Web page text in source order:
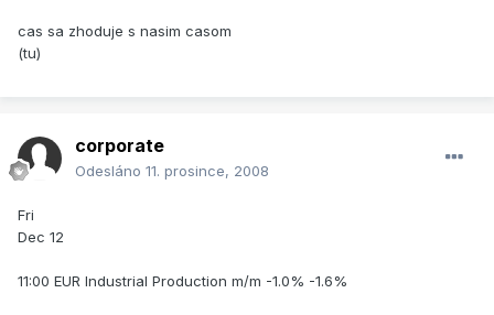
cas sa zhoduje s nasim casom
(tu)
corporate
Odesláno 11. prosince, 2008
Fri
Dec 12
11:00 EUR Industrial Production m/m -1.0% -1.6%